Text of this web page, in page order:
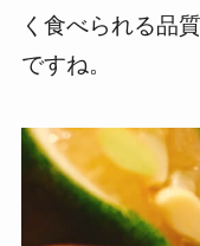
く食べられる品
ですね。